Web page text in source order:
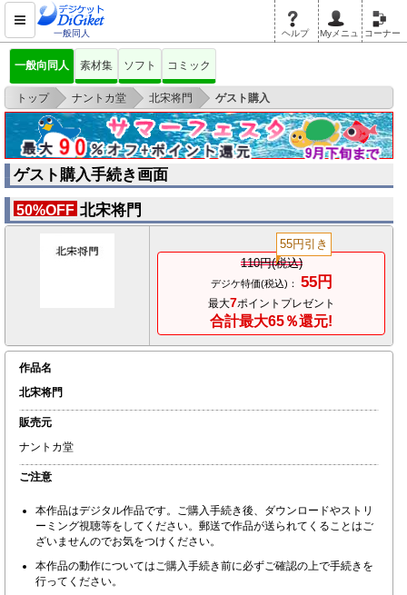
一般同人 ヘルプ Myメニュ コーナー
一般向同人 素材集 ソフト コミック
トップ > ナントカ堂 > 北宋将門 > ゲスト購入
ゲスト購入手続き画面
50%OFF 北宋将門
110円(税込)
55円引き
デジケ特価(税込)： 55円
最大7ポイントプレゼント
合計最大65％還元!
作品名
北宋将門
販売元
ナントカ堂
ご注意
本作品はデジタル作品です。ご購入手続き後、ダウンロードやストリ
ーミング視聴等をしてください。郵送で作品が送られてくることはご
ざいませんのでお気をつけください。
本作品の動作についてはご購入手続き前に必ずご確認の上で手続きを
行ってください。